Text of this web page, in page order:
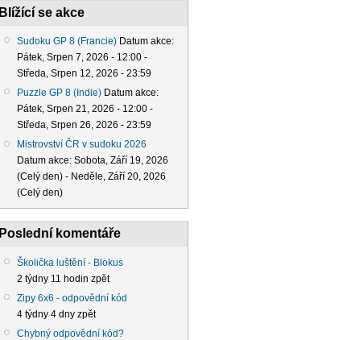
Blížící se akce
Sudoku GP 8 (Francie) Datum akce:
Pátek, Srpen 7, 2026 - 12:00 -
Středa, Srpen 12, 2026 - 23:59
Puzzle GP 8 (Indie) Datum akce:
Pátek, Srpen 21, 2026 - 12:00 -
Středa, Srpen 26, 2026 - 23:59
Mistrovství ČR v sudoku 2026
Datum akce: Sobota, Září 19, 2026
(Celý den) - Neděle, Září 20, 2026
(Celý den)
Poslední komentáře
Školička luštění - Blokus
2 týdny 11 hodin zpět
Zipy 6x6 - odpovědní kód
4 týdny 4 dny zpět
Chybný odpovědní kód?